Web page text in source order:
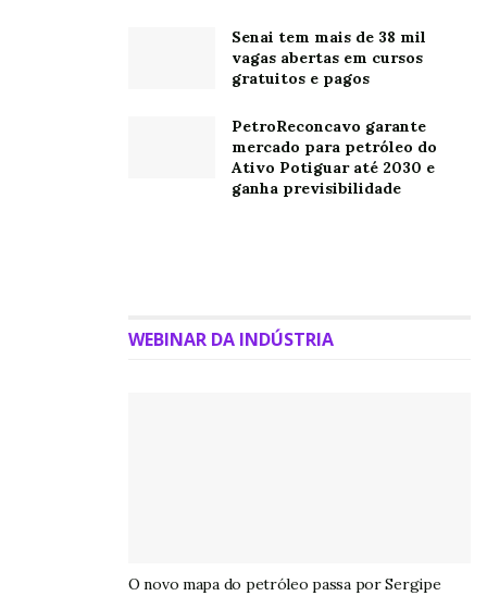
Senai tem mais de 38 mil
vagas abertas em cursos
gratuitos e pagos
PetroReconcavo garante
mercado para petróleo do
Ativo Potiguar até 2030 e
ganha previsibilidade
WEBINAR DA INDÚSTRIA
O novo mapa do petróleo passa por Sergipe